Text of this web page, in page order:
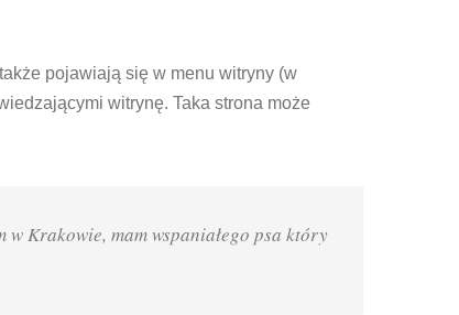
pojawiają się w menu witryny (w
witrynę. Taka strona może
Krakowie, mam wspaniałego psa który